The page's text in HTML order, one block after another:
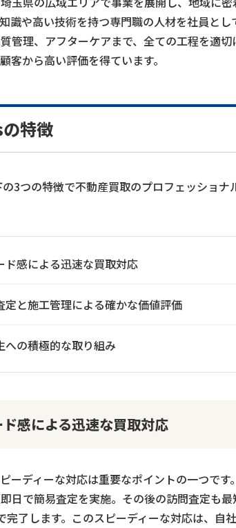
識や高い技術を持つ専門職の人材を社員と
管理、アフターケアまで、全ての工程を適
客から高い評価を得ています。
特徴
3つの特徴で不動産買取のプロフェッショナ
ド感による迅速な買取対応
定と施工管理による確かな価値評価
への積極的な取り組み
感による迅速な買取対応
ーディーな対応は重要なポイントの一つで
日で簡易査定を実施。その後の訪問査定も
了します。このスピーディーな対応は、自